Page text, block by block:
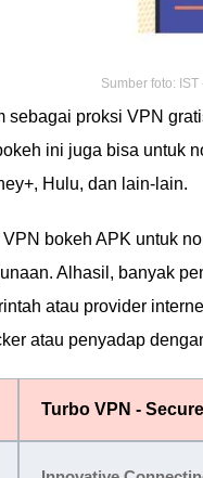
Sumber foto:
sebagai proksi VPN
ini juga bisa untuk
Hulu, dan lain-lain.
bokeh APK untuk
Alhasil, banyak
atau provider
atau penyadap
Turbo VPN -